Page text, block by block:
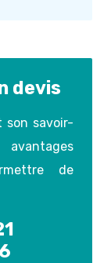
devis
son savoir-
de